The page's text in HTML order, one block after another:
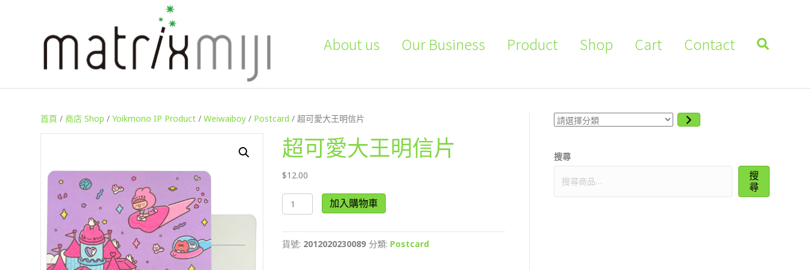
About us Our Business Product Shop Cart Contact
首頁 /商店 Shop /Yoikmono IP Product /Weiwaiboy / Postcard / 超可愛大王明信片
超可愛大王明信片
$12.00
超
可
大
王
加入購物車
貨號: 2012020230089 分類: Postcard
請
選
分
類
搜尋
搜
尋